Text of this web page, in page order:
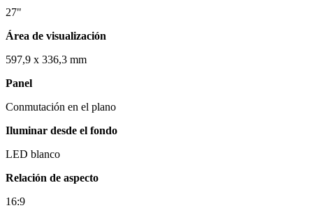
27"
Área de visualización
597,9 x 336,3 mm
Panel
Conmutación en el plano
Iluminar desde el fondo
LED blanco
Relación de aspecto
16:9